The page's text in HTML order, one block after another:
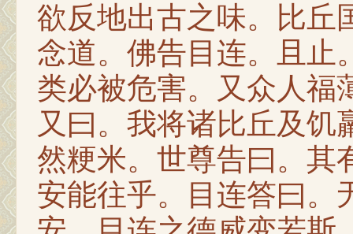
欲反地出古之味。比丘
念道。佛告目连。且止
类必被危害。又众人福
又曰。我将诸比丘及饥
然粳米。世尊告曰。其
安能往乎。目连答曰。